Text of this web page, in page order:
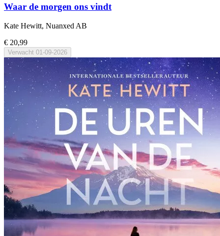
Waar de morgen ons vindt
Kate Hewitt, Nuanxed AB
€ 20,99
Verwacht 01-09-2026